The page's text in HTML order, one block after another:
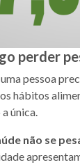
perder
pessoa
hábitos
única.
não se